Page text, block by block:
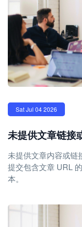
Sat Jul 04 2026
未提供文章链接
未提供文章内容或链
提交包含文章 URL
本。